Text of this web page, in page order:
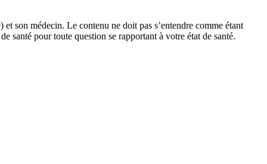
son médecin. Le contenu ne doit pas s’entendre comme étant
santé pour toute question se rapportant à votre état de santé.